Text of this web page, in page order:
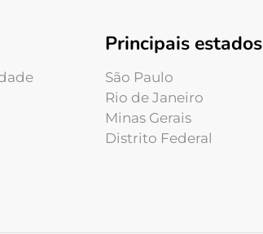
Principais estados
São Paulo
Rio de Janeiro
Minas Gerais
Distrito Federal